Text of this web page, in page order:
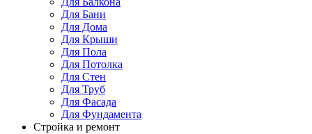
Для Бани
Для Дома
Для Крыши
Для Пола
Для Потолка
Для Стен
Для Труб
Для Фасада
Для Фундамента
Стройка и ремонт